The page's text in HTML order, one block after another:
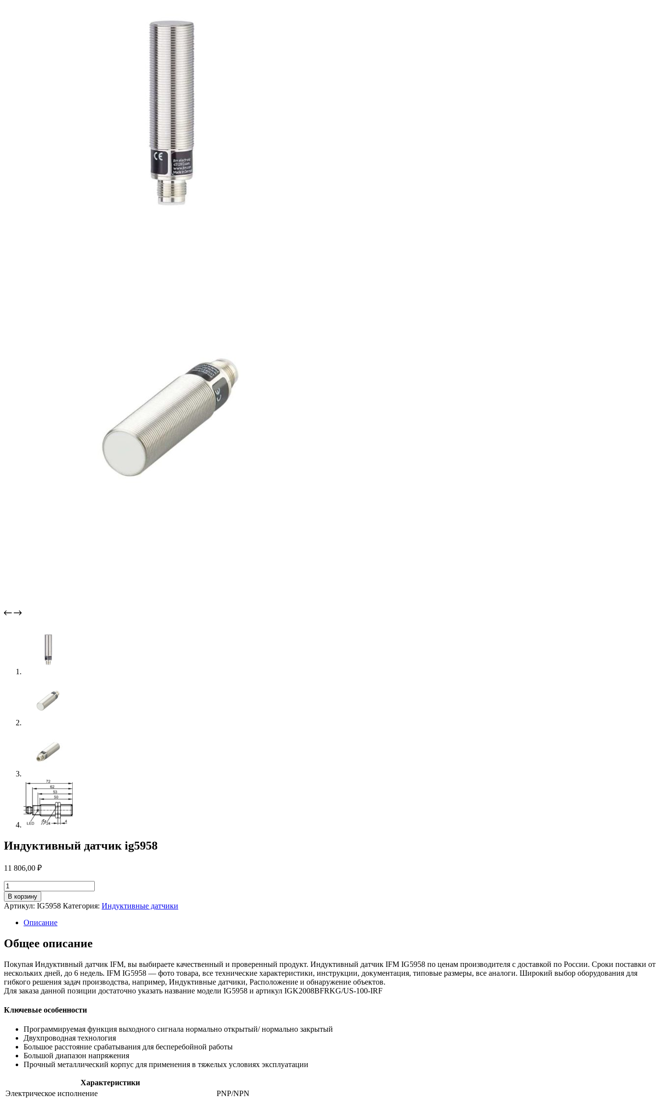
Индуктивный датчик ig5958
11 806,00 ₽
Количество
товара
Индуктивный
датчик
ig5958
В корзину
Артикул: IG5958 Категория: Индуктивные датчики
Описание
Общее описание
Покупая Индуктивный датчик IFM, вы выбираете качественный и проверенный продукт. Индуктивный датчик IFM IG5958 по ценам производителя с доставкой по России. Сроки поставки от
нескольких дней, до 6 недель. IFM IG5958 — фото товара, все технические характеристики, инструкции, документация, типовые размеры, все аналоги. Широкий выбор оборудования для
гибкого решения задач производства, например, Индуктивные датчики, Расположение и обнаружение объектов.
Для заказа данной позиции достаточно указать название модели IG5958 и артикул IGK2008BFRKG/US-100-IRF
Ключевые особенности
Программируемая функция выходного сигнала нормально открытый/ нормально закрытый
Двухпроводная технология
Большое расстояние срабатывания для бесперебойной работы
Большой диапазон напряжения
Прочный металлический корпус для применения в тяжелых условиях эксплуатации
Характеристики
Электрическое исполнение
PNP/NPN